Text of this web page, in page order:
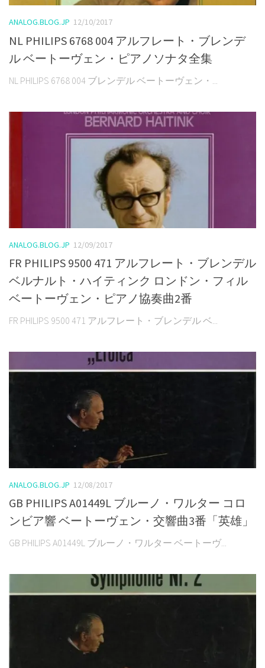
ANALOG.BLOG.JP 12/10/2017
NL PHILIPS 6768 004 アルフレート・ブレンデ
ル ベートーヴェン・ピアノソナタ全集
NL PHILIPS 6768 004 ブレンデル ベートーヴェン・...
ANALOG.BLOG.JP 12/09/2017
FR PHILIPS 9500 471 アルフレート・ブレンデル
ベルナルト・ハイティンク ロンドン・フィル
ベートーヴェン・ピアノ協奏曲2番
FR PHILIPS 9500 471 アルフレート・ブレンデル ベ...
ANALOG.BLOG.JP 12/08/2017
GB PHILIPS A01449L ブルーノ・ワルター コロ
ンビア響 ベートーヴェン・交響曲3番「英雄」
GB PHILIPS A01449L ブルーノ・ワルター ベートーヴ...